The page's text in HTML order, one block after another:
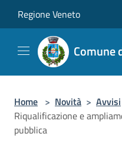
Regione Veneto
Comune
Home > Novità > Avvisi
Riqualificazione e
pubblica